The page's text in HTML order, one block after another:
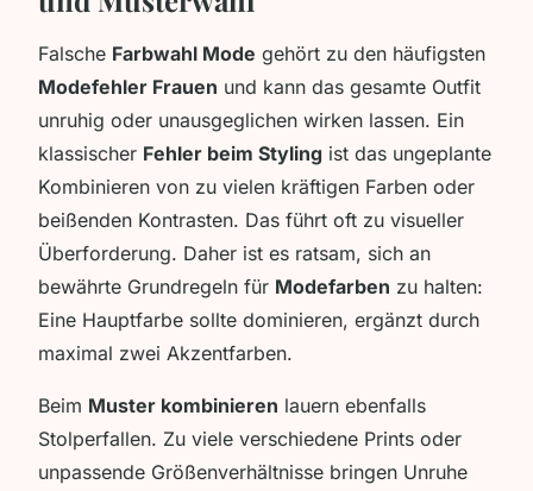
Falsche Farbwahl Mode gehört zu den häufigsten
Modefehler Frauen und kann das gesamte Outfit
unruhig oder unausgeglichen wirken lassen. Ein
klassischer Fehler beim Styling ist das ungeplante
Kombinieren von zu vielen kräftigen Farben oder
beißenden Kontrasten. Das führt oft zu visueller
Überforderung. Daher ist es ratsam, sich an
bewährte Grundregeln für Modefarben zu halten:
Eine Hauptfarbe sollte dominieren, ergänzt durch
maximal zwei Akzentfarben.
Beim Muster kombinieren lauern ebenfalls
Stolperfallen. Zu viele verschiedene Prints oder
unpassende Größenverhältnisse bringen Unruhe